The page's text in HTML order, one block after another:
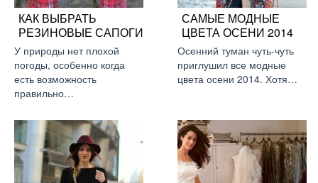
КАК ВЫБРАТЬ
РЕЗИНОВЫЕ САПОГИ
У природы нет плохой
погоды, особенно когда
есть возможность
правильно…
САМЫЕ МОДНЫЕ
ЦВЕТА ОСЕНИ 2014
Осенний туман чуть-чуть
приглушил все модные
цвета осени 2014. Хотя…